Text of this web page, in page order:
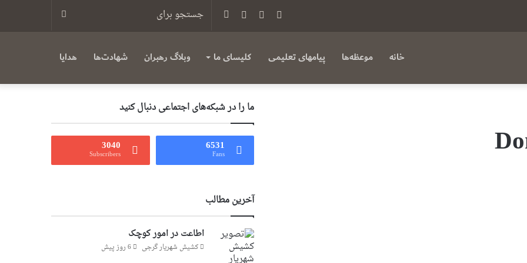
سایدبار تلگرام یوتیوب فیس
خانه موعظه‌ها پیامهای تعلیمی کلیسای ما وبلاگ رهبران شهادت‌ها هدایا
ما را در شبکه‌های اجتماعی دنبال کنید
6531
Fans
3040
Subscribers
آخرین مطالب
اطاعت در امور کوچک
کشیش شهریار گرجى 6 روز پیش